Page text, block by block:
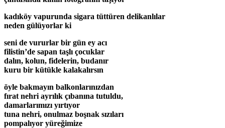
kadıköy vapurunda sigara tüttüren delikanlılar
neden gülüyorlar ki
seni de vururlar bir gün ey acı
filistin’de sapan taşlı çocuklar
dalın, kolun, fidelerin, budanır
kuru bir kütükle kalakalırsın
öyle bakmayın balkonlarınızdan
fırat nehri ayrılık çıbanına tutuldu,
damarlarımızı yırtıyor
tuna nehri, onulmaz boşnak sızıları
pompalıyor yüreğimize